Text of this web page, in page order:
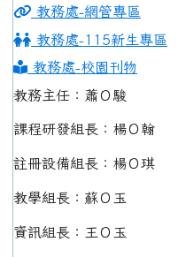
教務處-網管專區
教務處-115新生專區
教務處-校園刊物
教務主任：蕭Ｏ駿
課程研發組長：楊Ｏ翰
註冊設備組長：楊Ｏ琪
教學組長：蘇Ｏ玉
資訊組長：王Ｏ玉